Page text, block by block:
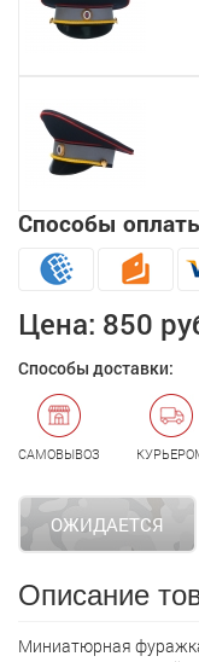
Способы
Цена: 850
Способы доставки:
САМОВЫВОЗ
ОЖИДАЕТСЯ
Описание
Миниатюрная